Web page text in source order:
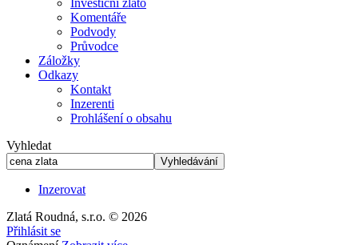
Investiční zlato
Komentáře
Podvody
Průvodce
Záložky
Odkazy
Kontakt
Inzerenti
Prohlášení o obsahu
Vyhledat
Inzerovat
Zlatá Roudná, s.r.o. © 2026
Přihlásit se